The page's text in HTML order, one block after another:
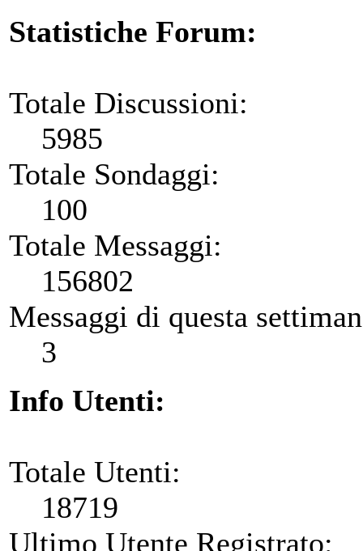
Statistiche Forum:
Totale Discussioni:
5985
Totale Sondaggi:
100
Totale Messaggi:
156802
Messaggi di questa
3
Info Utenti:
Totale Utenti:
18719
Ultimo Utente Registrato: